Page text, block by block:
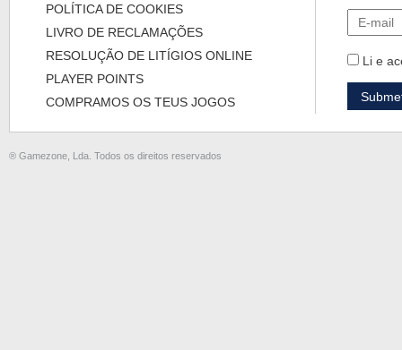
POLÍTICA DE COOKIES
LIVRO DE RECLAMAÇÕES
RESOLUÇÃO DE LITÍGIOS ONLINE
PLAYER POINTS
COMPRAMOS OS TEUS JOGOS
Li e
® Gamezone, Lda. Todos os direitos reservados